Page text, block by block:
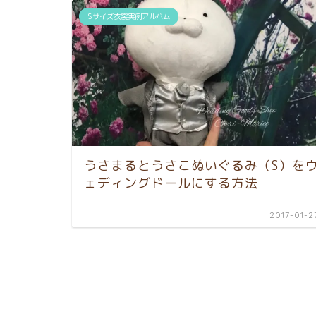
Sサイズ衣裳実例アルバム
うさまるとうさこぬいぐるみ（S）を
ェディングドールにする方法
2017-01-